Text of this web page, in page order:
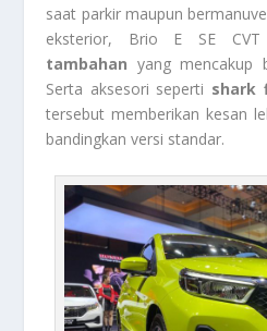
saat parkir maupun
eksterior, Brio E SE CVT
tambahan yang mencakup
Serta aksesori seperti shark
tersebut memberikan kesan
bandingkan versi standar.